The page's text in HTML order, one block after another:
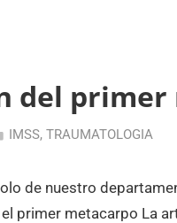
del primer
IMSS, TRAUMATOLOGIA
de nuestro
primer metacarpo La